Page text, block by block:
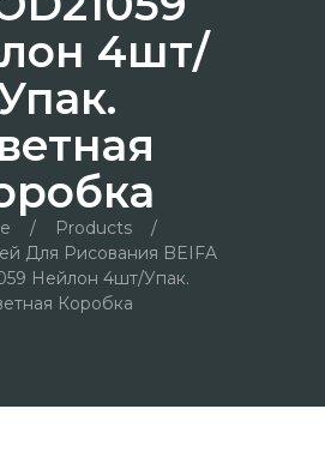
4шт/
/ Products
/
Для Рисования BEIFA
Нейлон 4шт/упак.
Коробка